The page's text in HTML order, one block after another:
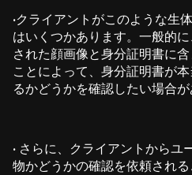
·クライアントがこのような生
はいくつかあります。一般的
された顔画像と身分証明書に
ことによって、身分証明書が
るかどうかを確認したい場合が
· さらに、クライアントからユ
物かどうかの確認を依頼され